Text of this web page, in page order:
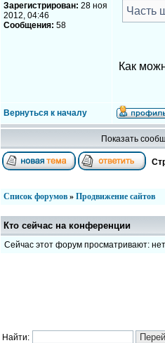
Зарегистрирован: 28 ноя
2012, 04:46
Сообщения: 58
Часть
Как
Вернуться к началу
Показать
Список форумов » Продвижение сайтов
Кто сейчас на конференции
Сейчас этот форум просматривают:
Найти: